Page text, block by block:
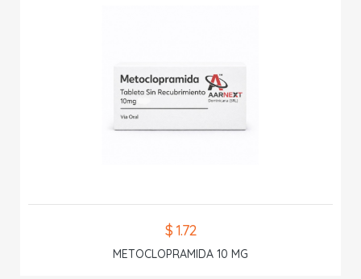
$ 1.72
METOCLOPRAMIDA 10 MG